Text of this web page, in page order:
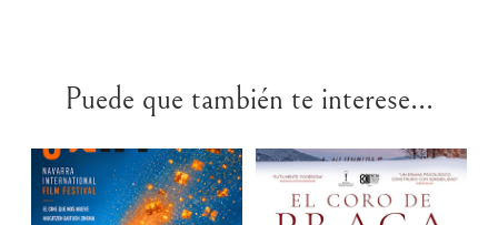
Puede que también te interese...